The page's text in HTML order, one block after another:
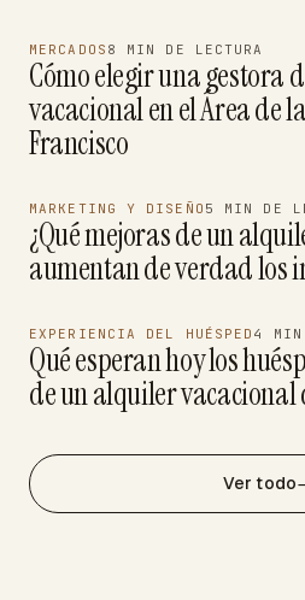
MERCADOS 8 MIN DE LECTURA
Cómo elegir una gestora
vacacional en el Área de
Francisco
MARKETING Y DISEÑO 5 MIN DE
¿Qué mejoras de un
aumentan de verdad los
EXPERIENCIA DEL HUÉSPED 4 MIN
Qué esperan hoy los
de un alquiler vacacional
Ver todo